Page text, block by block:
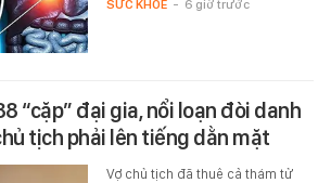
SỨC KHỎE - 6 giờ trước
“cặp” đại gia, nổi loạn đòi danh
tịch phải lên tiếng dằn mặt
Vợ chủ tịch đã thuê cả thám tử